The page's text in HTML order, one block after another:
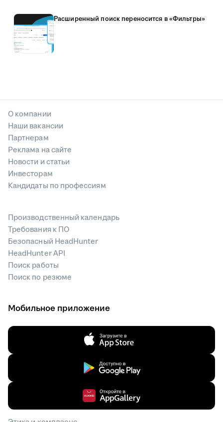
Расширенный поиск переносится в «Фильтры»
О компании
Наши вакансии
Партнерам
Реклама на сайте
Новости и статьи
Инвесторам
Кандидаты по профессиям
Производственный календарь
Требования к ПО
Безопасный HeadHunter
HeadHunter API
Поиск работы
Поиск по резюме
Мобильное приложение